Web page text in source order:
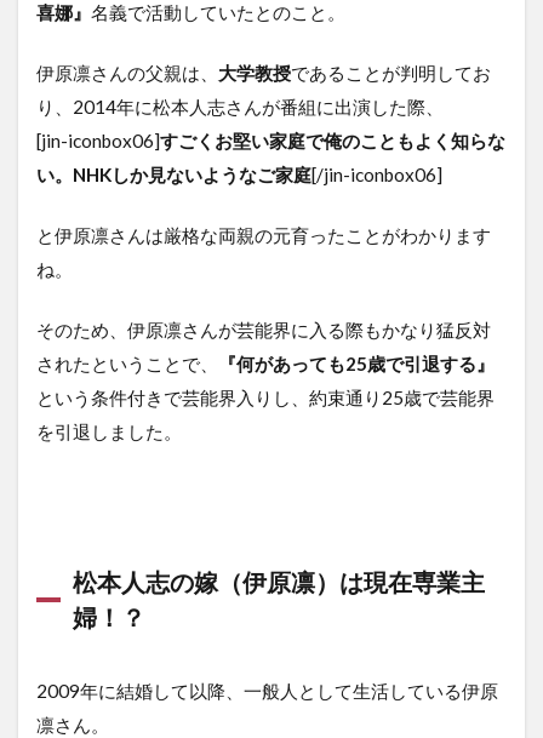
喜娜』 名義で活動していたとのこと。
伊原凛さんの父親は、 大学教授であることが判明してお
り、2014年に松本人志さんが番組に出演した際、
[jin-iconbox06]すごくお堅い家庭で俺のこともよく知らな
い。NHKしか見ないようなご家庭[/jin-iconbox06]
と伊原凛さんは厳格な両親の元育ったことがわかります
ね。
そのため、伊原凛さんが芸能界に入る際もかなり猛反対
されたということで、
『何があっても25歳で引退する』
という条件付きで芸能界入りし、約束通り25歳で芸能界
を引退しました。
松本人志の嫁（伊原凛）は現在専業主
婦！？
2009年に結婚して以降、一般人として生活している伊原
凛さん。